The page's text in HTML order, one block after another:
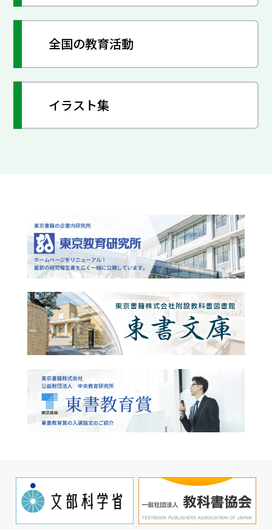
全国の教育活動
イラスト集